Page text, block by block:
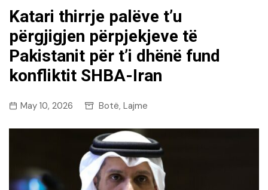
Katari thirrje palëve t’u
përgjigjen përpjekjeve të
Pakistanit për t’i dhënë fund
konfliktit SHBA-Iran
May 10, 2026 Botë, Lajme